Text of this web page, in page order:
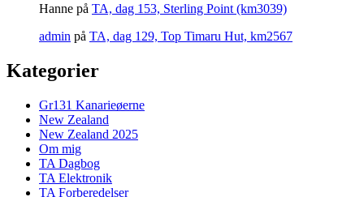
Hanne på TA, dag 153, Sterling Point (km3039)
admin på TA, dag 129, Top Timaru Hut, km2567
Kategorier
Gr131 Kanarieøerne
New Zealand
New Zealand 2025
Om mig
TA Dagbog
TA Elektronik
TA Forberedelser